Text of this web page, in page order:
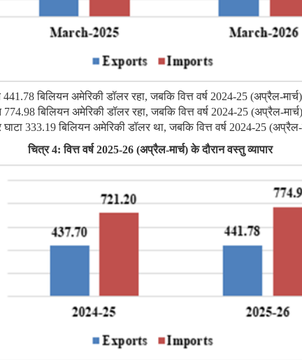
441.78 बिलियन अमेरिकी डॉलर रहा, जबकि वित्त वर्ष 2024-25 (अप्रैल-
बिलियन अमेरिकी डॉलर रहा, जबकि वित्त वर्ष 2024-25 (अप्रैल-
घाटा 333.19 बिलियन अमेरिकी डॉलर था, जबकि वित्त वर्ष 2024-25
चित्र4: वित्त वर्ष 2025-26 (अप्रैल-मार्च) के दौरान वस्‍तु व्यापार